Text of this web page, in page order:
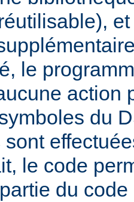
le
action
du
le code
du